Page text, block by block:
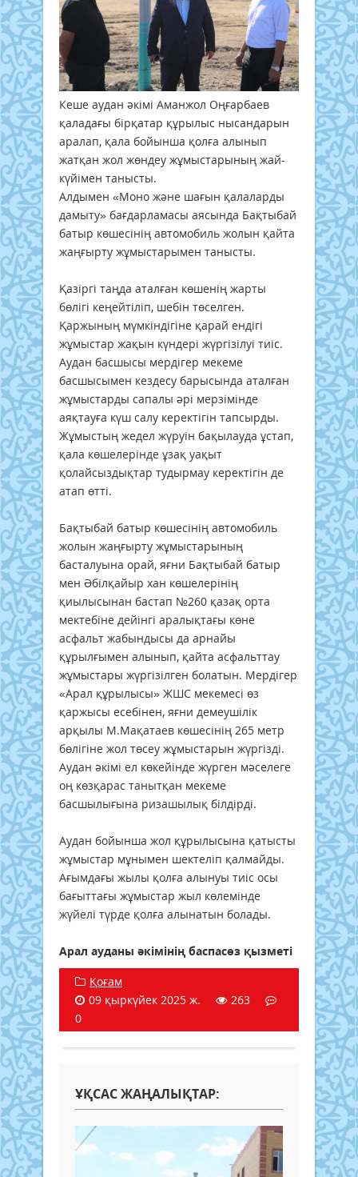
Кеше аудан әкімі Аманжол Оңғарбаев
қаладағы бірқатар құрылыс нысандарын
аралап, қала бойынша қолға алынып
жатқан жол жөндеу жұмыстарының жай-
күйімен танысты.
Алдымен «Моно және шағын қалаларды
дамыту» бағдарламасы аясында Бақтыбай
батыр көшесінің автомобиль жолын қайта
жаңғырту жұмыстарымен танысты.
Қазіргі таңда аталған көшенің жарты
бөлігі кеңейтіліп, шебін төселген.
Қаржының мүмкіндігіне қарай ендігі
жұмыстар жақын күндері жүргізілуі тиіс.
Аудан басшысы мердігер мекеме
басшысымен кездесу барысында аталған
жұмыстарды сапалы әрі мерзімінде
аяқтауға күш салу керектігін тапсырды.
Жұмыстың жедел жүруін бақылауда ұстап,
қала көшелерінде ұзақ уақыт
қолайсыздықтар тудырмау керектігін де
атап өтті.
Бақтыбай батыр көшесінің автомобиль
жолын жаңғырту жұмыстарының
басталуына орай, яғни Бақтыбай батыр
мен Әбілқайыр хан көшелерінің
қиылысынан бастап №260 қазақ орта
мектебіне дейінгі аралықтағы көне
асфальт жабындысы да арнайы
құрылғымен алынып, қайта асфальттау
жұмыстары жүргізілген болатын. Мердігер
«Арал құрылысы» ЖШС мекемесі өз
қаржысы есебінен, яғни демеушілік
арқылы М.Мақатаев көшесінің 265 метр
бөлігіне жол төсеу жұмыстарын жүргізді.
Аудан әкімі ел көкейінде жүрген мәселеге
оң көзқарас танытқан мекеме
басшылығына ризашылық білдірді.
Аудан бойынша жол құрылысына қатысты
жұмыстар мұнымен шектеліп қалмайды.
Ағымдағы жылы қолға алынуы тиіс осы
бағыттағы жұмыстар жыл көлемінде
жүйелі түрде қолға алынатын болады.
Арал ауданы әкімінің баспасөз қызметі
Қоғам
09 қыркүйек 2025 ж.
263
0
ҰҚСАС ЖАҢАЛЫҚТАР: